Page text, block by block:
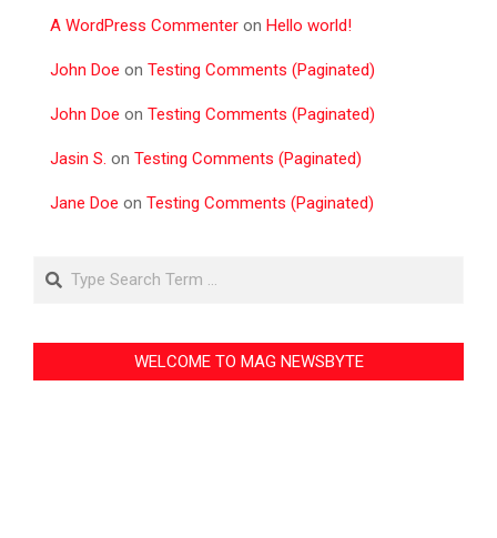
A WordPress Commenter on Hello world!
John Doe on Testing Comments (Paginated)
John Doe on Testing Comments (Paginated)
Jasin S. on Testing Comments (Paginated)
Jane Doe on Testing Comments (Paginated)
Search
WELCOME TO MAG NEWSBYTE